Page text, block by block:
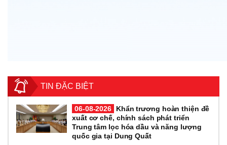
TIN ĐẶC BIỆT
06-08-2026
Khẩn trương hoàn thiện đề
xuất cơ chế, chính sách phát triển
Trung tâm lọc hóa dầu và năng lượng
quốc gia tại Dung Quất